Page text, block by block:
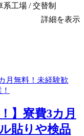
工場 / 交替制
詳細を表示
】寮費3カ月
貼りや検品